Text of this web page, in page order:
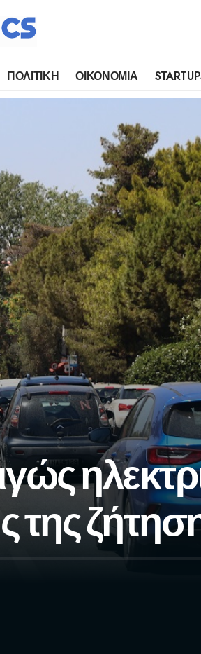
ΠΟΛΙΤΙΚΗ ΟΙΚΟΝΟΜΙΑ
της